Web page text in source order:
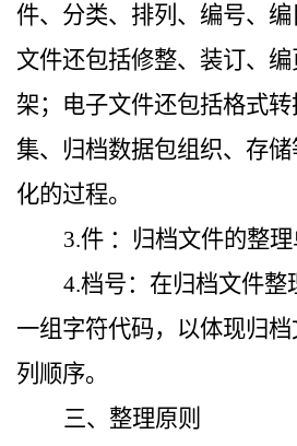
件、分类、排列、编号、
文件还包括修整、装订、
架；电子文件还包括格式
集、归档数据包组织、存
化的过程。
3.件 ：归档文件的整理
4.档号：在归档文件整
一组字符代码，以体现归
列顺序。
三、整理原则